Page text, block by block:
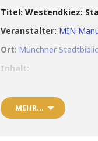
Titel: Westendkiez:
Veranstalter: MIN
Ort: Münchner
Inhalt:
Veranstaltungen auf
Bücherpräsentation:
MEHR…